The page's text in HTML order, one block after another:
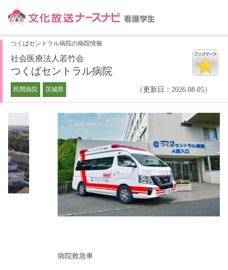
つくばセントラル病院の病院情報
社会医療法人若竹会
つくばセントラル病院
民間病院 茨城県 （更新日：2026.08.05）
病院救急車